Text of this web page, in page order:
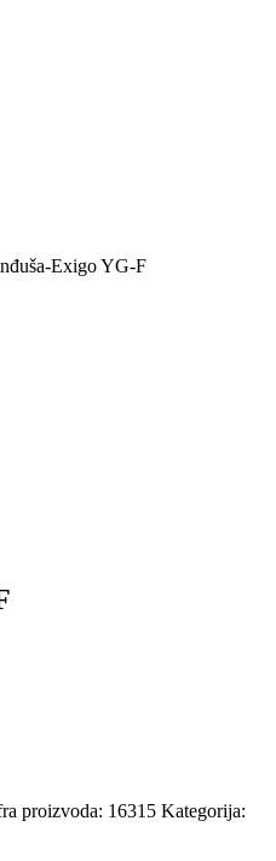
Exigo YG-F
proizvoda: 16315 Kategorija: